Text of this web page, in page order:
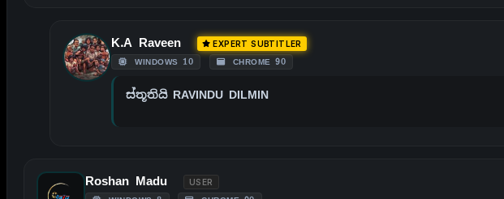
K.A Raveen EXPERT SUBTITLER
WINDOWS 10 CHROME 90
ස්තූතියි RAVINDU DILMIN
Roshan Madu USER